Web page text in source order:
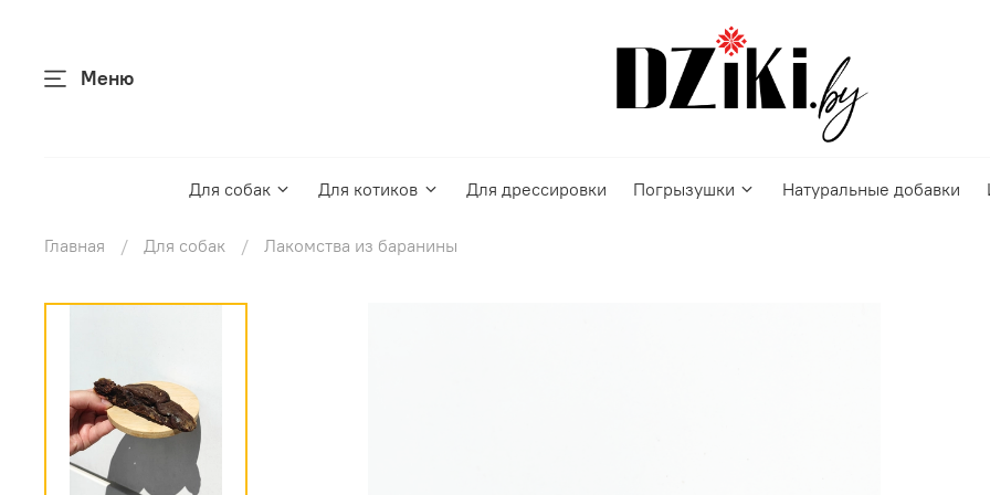
Меню
Для собак Для котиков Для дрессировки Погрызушки Натуральные добавки
Главная Для собак Лакомства из баранины